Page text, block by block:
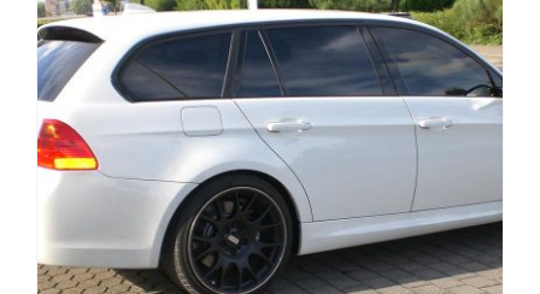
Varianten
auf.
Die
Optionen
können
auf
der
Produktseite